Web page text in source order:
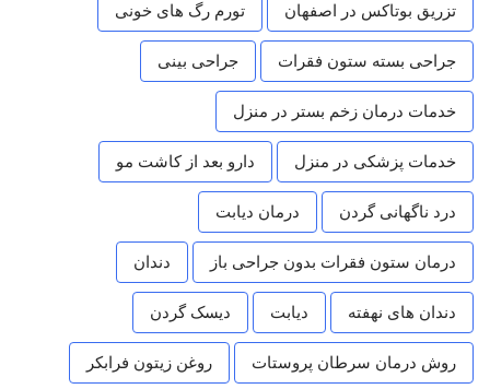
تزریق بوتاکس در اصفهان تورم رگ های خونی
جراحی بسته ستون فقرات جراحی بینی
خدمات درمان زخم بستر در منزل
خدمات پزشکی در منزل دارو بعد از کاشت مو
درد ناگهانی گردن درمان دیابت
درمان ستون فقرات بدون جراحی باز دندان
دندان های نهفته دیابت دیسک گردن
روش درمان سرطان پروستات روغن زیتون فرابکر